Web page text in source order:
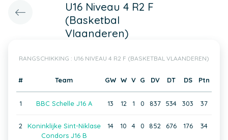
U16 Niveau 4 R2 F
(Basketbal
Vlaanderen)
RANGSCHIKKING : U16 NIVEAU 4 R2 F (BASKETBAL VLAANDEREN)
# Team GW W V G DV DT DS Ptn
1 BBC Schelle J16 A 13 12 1 0 837 534 303 37
2
Koninklijke Sint-Niklase
Condors J16 B
14 10 4 0 852 676 176 34